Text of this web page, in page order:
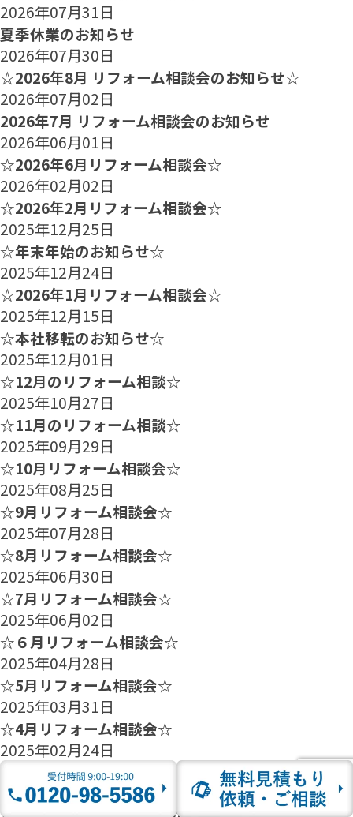
2026年07月31日
夏季休業のお知らせ
2026年07月30日
☆2026年8月 リフォーム相談会のお知らせ☆
2026年07月02日
2026年7月 リフォーム相談会のお知らせ
2026年06月01日
☆2026年6月リフォーム相談会☆
2026年02月02日
☆2026年2月リフォーム相談会☆
2025年12月25日
☆年末年始のお知らせ☆
2025年12月24日
☆2026年1月リフォーム相談会☆
2025年12月15日
☆本社移転のお知らせ☆
2025年12月01日
☆12月のリフォーム相談☆
2025年10月27日
☆11月のリフォーム相談☆
2025年09月29日
☆10月リフォーム相談会☆
2025年08月25日
☆9月リフォーム相談会☆
2025年07月28日
☆8月リフォーム相談会☆
2025年06月30日
☆7月リフォーム相談会☆
2025年06月02日
☆６月リフォーム相談会☆
2025年04月28日
☆5月リフォーム相談会☆
2025年03月31日
☆4月リフォーム相談会☆
2025年02月24日
☆3月リフォーム相談会☆
2025年01月27日